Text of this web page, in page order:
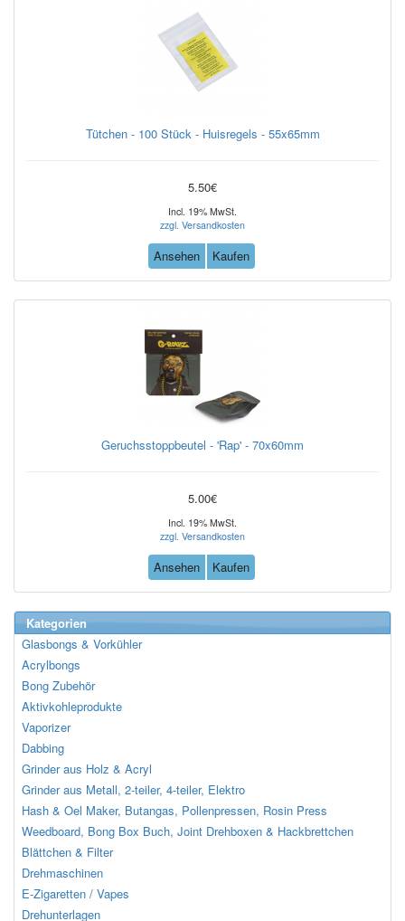
Tütchen - 100 Stück - Huisregels - 55x65mm
5.50€
Incl. 19% MwSt.
zzgl. Versandkosten
Ansehen Kaufen
Geruchsstoppbeutel - 'Rap' - 70x60mm
5.00€
Incl. 19% MwSt.
zzgl. Versandkosten
Ansehen Kaufen
Kategorien
Glasbongs & Vorkühler
Acrylbongs
Bong Zubehör
Aktivkohleprodukte
Vaporizer
Dabbing
Grinder aus Holz & Acryl
Grinder aus Metall, 2-teiler, 4-teiler, Elektro
Hash & Oel Maker, Butangas, Pollenpressen, Rosin Press
Weedboard, Bong Box Buch, Joint Drehboxen & Hackbrettchen
Blättchen & Filter
Drehmaschinen
E-Zigaretten / Vapes
Drehunterlagen